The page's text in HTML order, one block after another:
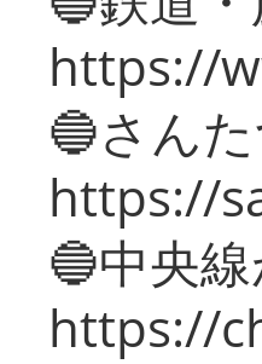
https://
🔵さん
https://
🔵中央
https://